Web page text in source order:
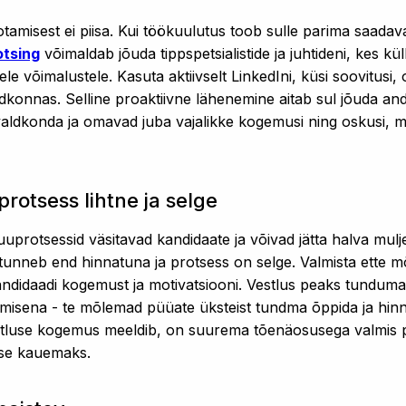
ei piisa. Kui töökuulutus toob sulle parima
võimaldab jõuda tippspetsialistide ja juhtideni, kes
võimalustele. Kasuta aktiivselt LinkedIni, küsi soovitusi,
Selline proaktiivne lähenemine aitab sul jõuda
ja omavad juba vajalikke kogemusi ning oskusi,
lihtne ja selge
väsitavad kandidaate ja võivad jätta halva
end hinnatuna ja protsess on selge. Valmista ette
kogemust ja motivatsiooni. Vestlus peaks
- te mõlemad püüate üksteist tundma õppida ja
kogemus meeldib, on suurema tõenäosusega valmis
kauemaks.